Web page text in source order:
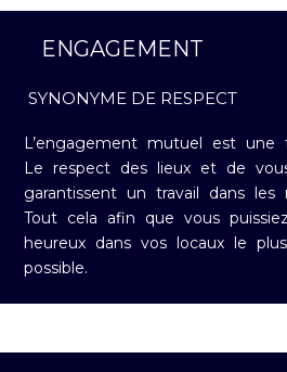
ENGAGEMENT
SYNONYME DE RESPECT
L’engagement mutuel est une
Le respect des lieux et de
garantissent un travail dans les
Tout cela afin que vous
heureux dans vos locaux le
possible.